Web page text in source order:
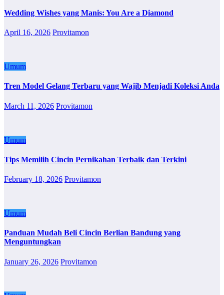
Wedding Wishes yang Manis: You Are a Diamond
April 16, 2026 Provitamon
Umum
Tren Model Gelang Terbaru yang Wajib Menjadi Koleksi Anda
March 11, 2026 Provitamon
Umum
Tips Memilih Cincin Pernikahan Terbaik dan Terkini
February 18, 2026 Provitamon
Umum
Panduan Mudah Beli Cincin Berlian Bandung yang
Menguntungkan
January 26, 2026 Provitamon